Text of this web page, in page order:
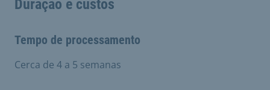
Duração e custos
Tempo de processamento
Cerca de 4 a 5 semanas